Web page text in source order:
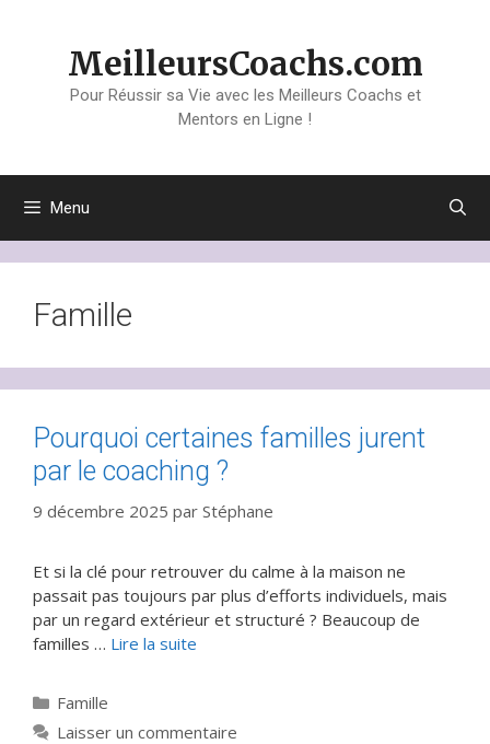
MeilleursCoachs.com
Pour Réussir sa Vie avec les Meilleurs Coachs et
Mentors en Ligne !
Menu
Famille
Pourquoi certaines familles jurent
par le coaching ?
9 décembre 2025 par Stéphane
Et si la clé pour retrouver du calme à la maison ne
passait pas toujours par plus d’efforts individuels, mais
par un regard extérieur et structuré ? Beaucoup de
familles … Lire la suite
Catégories
Famille
Laisser un commentaire